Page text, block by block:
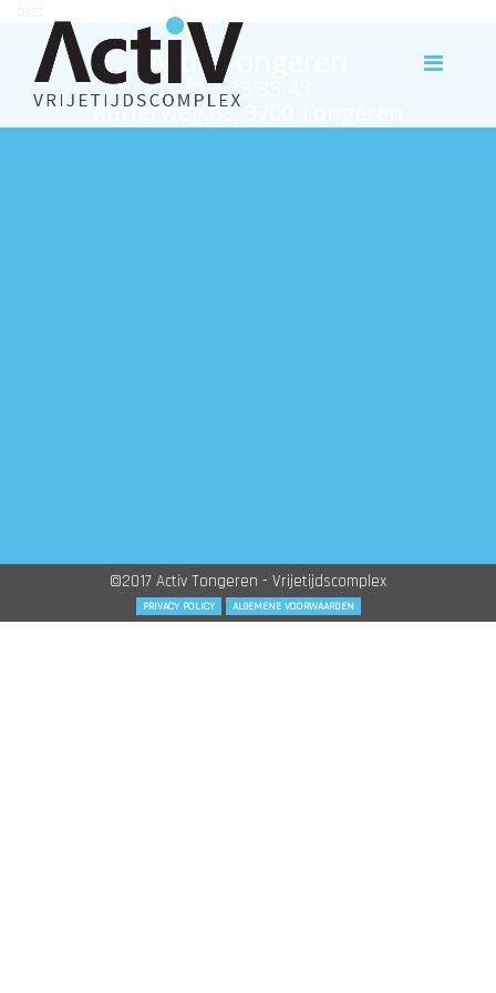
Activ Tongeren
012 23 33 43
Rutterweg 63, 3700 Tongeren
©2017 Activ Tongeren - Vrijetijdscomplex
PRIVACY POLICY ALGEMENE VOORWAARDEN